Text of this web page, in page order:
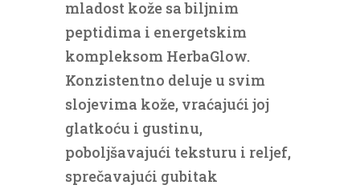
mladost kože sa biljnim
peptidima i energetskim
kompleksom HerbaGlow.
Konzistentno deluje u svim
slojevima kože, vraćajući joj
glatkoću i gustinu,
poboljšavajući teksturu i reljef,
sprečavajući gubitak